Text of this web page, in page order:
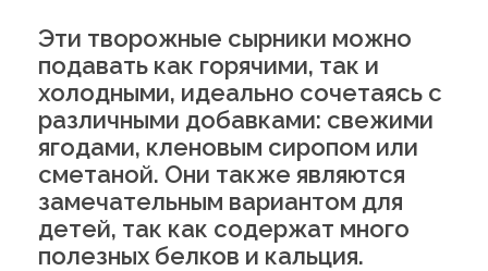
Эти творожные сырники можно
подавать как горячими, так и
холодными, идеально сочетаясь с
различными добавками: свежими
ягодами, кленовым сиропом или
сметаной. Они также являются
замечательным вариантом для
детей, так как содержат много
полезных белков и кальция.